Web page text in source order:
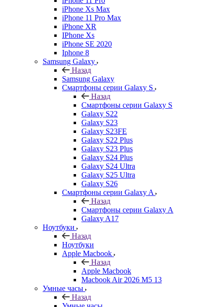
iPhone Xs Max
iPhone 11 Pro Max
iPhone XR
IPhone Xs
iPhone SE 2020
Iphone 8
Samsung Galaxy
Назад
Samsung Galaxy
Смартфоны серии Galaxy S
Назад
Смартфоны серии Galaxy S
Galaxy S22
Galaxy S23
Galaxy S23FE
Galaxy S22 Plus
Galaxy S23 Plus
Galaxy S24 Plus
Galaxy S24 Ultra
Galaxy S25 Ultra
Galaxy S26
Смартфоны серии Galaxy A
Назад
Смартфоны серии Galaxy A
Galaxy A17
Ноутбуки
Назад
Ноутбуки
Apple Macbook
Назад
Apple Macbook
Macbook Air 2026 M5 13
Умные часы
Назад